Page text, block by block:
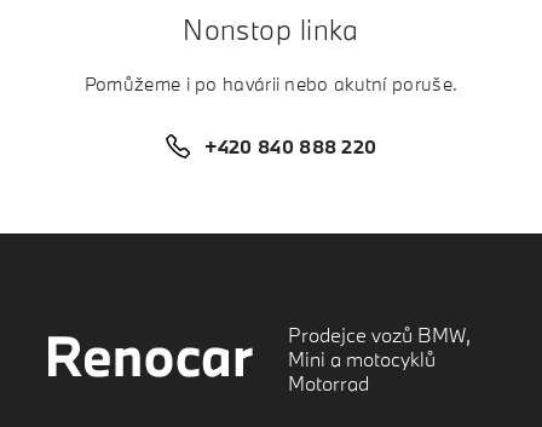
Nonstop linka
Pomůžeme i po havárii nebo akutní poruše.
+420 840 888 220
Prodejce vozů BMW,
Mini a motocyklů
Motorrad